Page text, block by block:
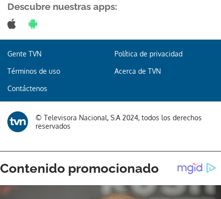
Descubre nuestras apps:
Gente TVN Política de privacidad
Términos de uso Acerca de TVN
Contáctenos
© Televisora Nacional, S.A 2024, todos los derechos
reservados